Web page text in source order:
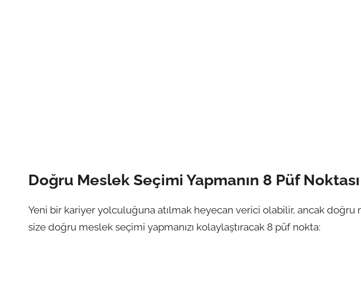
Doğru Meslek Seçimi Yapmanın 8 Püf
Yeni bir kariyer yolculuğuna atılmak heyecan verici olabilir, ancak doğru
size doğru meslek seçimi yapmanızı kolaylaştıracak 8 püf nokta: